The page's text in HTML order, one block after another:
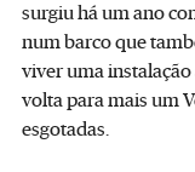
surgiu há um ano
num barco que
viver uma instalação
volta para mais um
esgotadas.